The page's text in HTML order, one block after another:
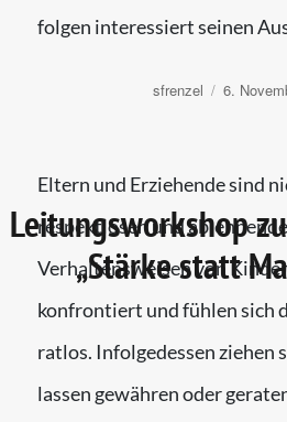
folgen interessiert seinen
Autor
sfrenzel 6.
Leitungsworkshop
„Stärke statt
Eltern und Erziehende sind
respektlosen und
Verhaltensweisen von
konfrontiert und fühlen sich
ratlos. Infolgedessen ziehen
lassen gewähren oder